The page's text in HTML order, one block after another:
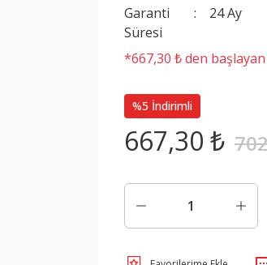
Garanti
Süresi
24 Ay
*667,30 ₺ den
%5 İndirimli
667,30 ₺